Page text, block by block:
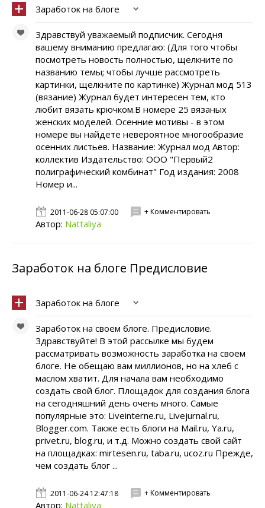
Заработок на блоге
Здравствуй уважаемый подписчик. Сегодня
вашему вниманию предлагаю: (Для того чтобы
посмотреть новость полностью, щелкните по
названию темы; чтобы лучше рассмотреть
картинки, щелкните по картинке) Журнал мод 513
(вязание) Журнал будет интересен тем, кто
любит вязать крючком.В номере 25 вязаных
женских моделей. Осенние мотивы - в этом
номере вы найдете невероятное многообразие
осенних листьев. Название: Журнал мод Автор:
коллектив Издательство: ООО "Первый2
полиграфический комбинат" Год издания: 2008
Номер и...
2011-06-28 05:07:00 + Комментировать
Автор: Nattaliya
Заработок на блоге Предисловие
Заработок на блоге
Заработок на своем блоге. Предисловие.
Здравствуйте! В этой рассылке мы будем
рассматривать возможность заработка на своем
блоге. Не обещаю вам миллионов, но на хлеб с
маслом хватит. Для начала вам необходимо
создать свой блог. Площадок для создания блога
на сегодняшний день очень много. Самые
популярные это: Liveinterne.ru, Livejurnal.ru,
Blogger.com. Также есть блоги на Mail.ru, Ya.ru,
privet.ru, blog.ru, и т.д. Можно создать свой сайт
на площадках: mirtesen.ru, taba.ru, ucoz.ru Прежде,
чем создать блог ...
2011-06-24 12:47:18 + Комментировать
Автор: Nattaliya